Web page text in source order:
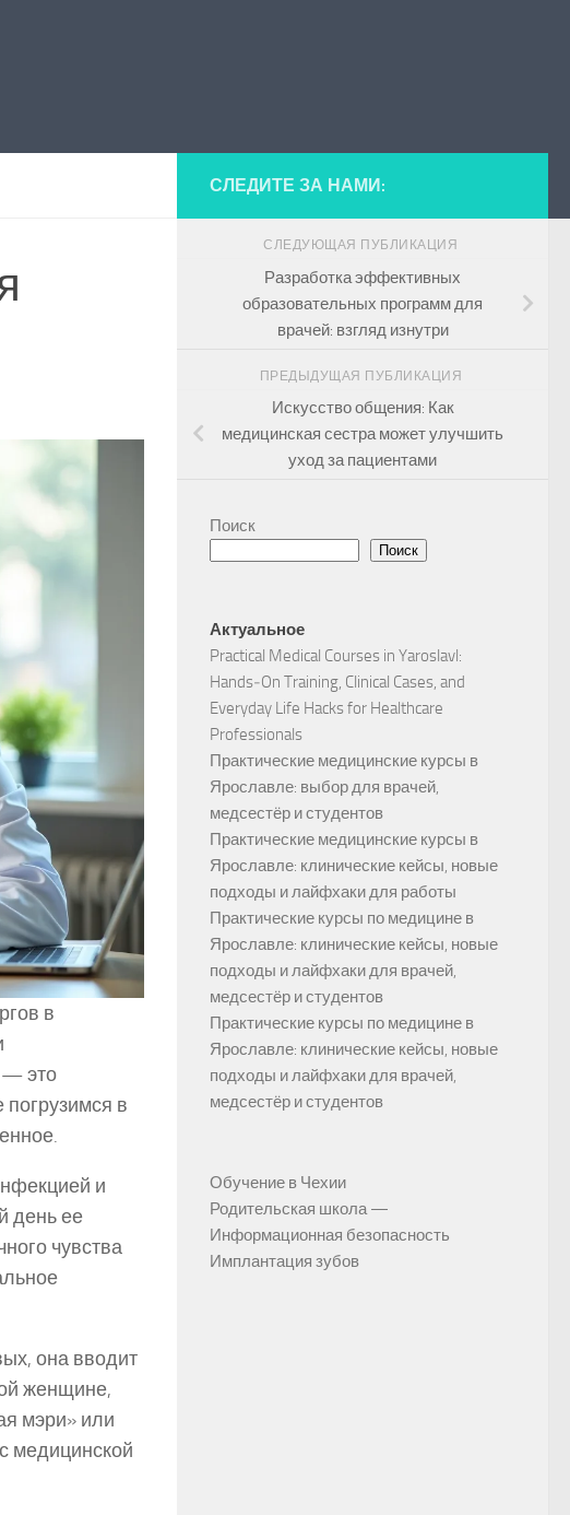
в
— это
в
и
день ее
чувства
она вводит
женщине,
мэри» или
медицинской
СЛЕДИТЕ ЗА НАМИ:
СЛЕДУЮЩАЯ ПУБЛИКАЦИЯ
Разработка эффективных
образовательных программ для
врачей: взгляд изнутри
ПРЕДЫДУЩАЯ ПУБЛИКАЦИЯ
Искусство общения: Как
медицинская сестра может улучшить
уход за пациентами
Поиск
Поиск
Актуальное
Practical Medical Courses in Yaroslavl:
Hands‑On Training, Clinical Cases, and
Everyday Life Hacks for Healthcare
Professionals
Практические медицинские курсы в
Ярославле: выбор для врачей,
медсестёр и студентов
Практические медицинские курсы в
Ярославле: клинические кейсы, новые
подходы и лайфхаки для работы
Практические курсы по медицине в
Ярославле: клинические кейсы, новые
подходы и лайфхаки для врачей,
медсестёр и студентов
Практические курсы по медицине в
Ярославле: клинические кейсы, новые
подходы и лайфхаки для врачей,
медсестёр и студентов
Обучение в Чехии
Родительская школа —
Информационная безопасность
Имплантация зубов